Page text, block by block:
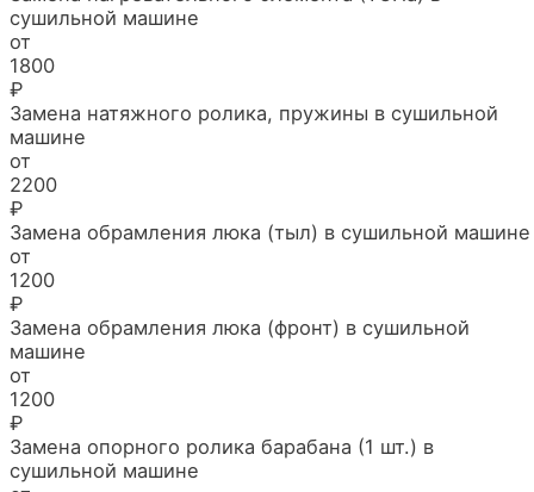
сушильной машине
от
1800
₽
Замена натяжного ролика, пружины в сушильной
машине
от
2200
₽
Замена обрамления люка (тыл) в сушильной машине
от
1200
₽
Замена обрамления люка (фронт) в сушильной
машине
от
1200
₽
Замена опорного ролика барабана (1 шт.) в
сушильной машине